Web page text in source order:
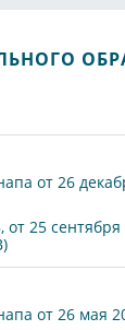
от 26
25
от 26 мая